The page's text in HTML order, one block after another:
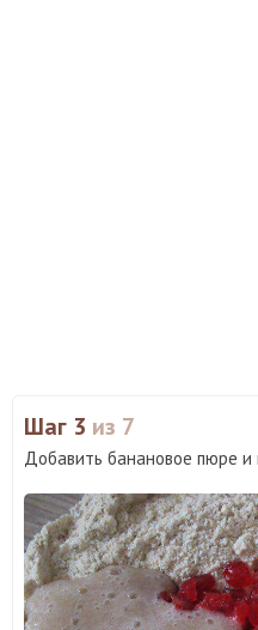
Шаг 3 из 7
Добавить банановое пюре